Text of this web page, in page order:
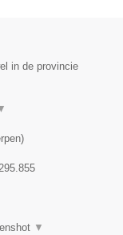
in de provincie
)
▼